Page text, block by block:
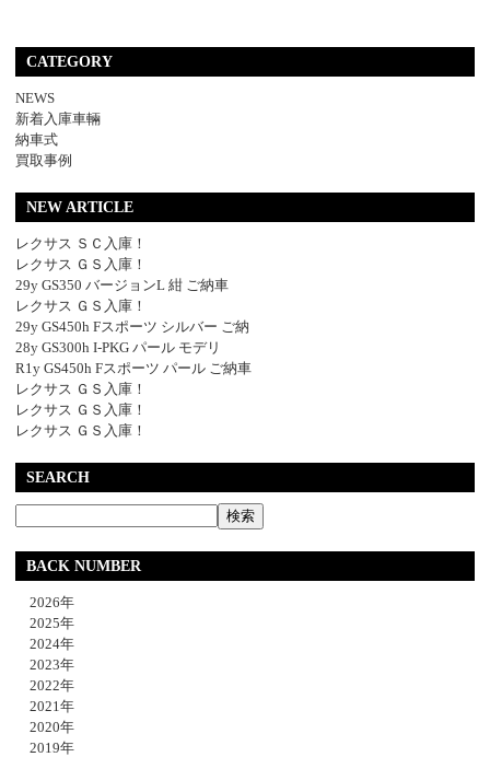
CATEGORY
NEWS
新着入庫車輛
納車式
買取事例
NEW ARTICLE
レクサス ＳＣ入庫！
レクサス ＧＳ入庫！
29y GS350 バージョンL 紺 ご納車
レクサス ＧＳ入庫！
29y GS450h Fスポーツ シルバー ご納
28y GS300h I-PKG パール モデリ
R1y GS450h Fスポーツ パール ご納車
レクサス ＧＳ入庫！
レクサス ＧＳ入庫！
レクサス ＧＳ入庫！
SEARCH
BACK NUMBER
2026年
2025年
2024年
2023年
2022年
2021年
2020年
2019年